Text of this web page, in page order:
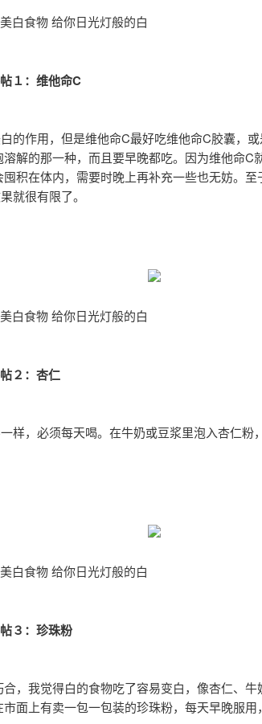
白食物 给你日光灯般的白
１：维他命C
的作用，但是维他命C最好吃维他命C胶囊，
解的那一种，而且要早晚都吃。因为维他命C
囤积在体内，需要时晚上再补充一些也无妨。
就很有限了。
白食物 给你日光灯般的白
２：杏仁
样，必须每天喝。在牛奶或豆浆里泡入杏仁粉
白食物 给你日光灯般的白
３：珍珠粉
，我觉得白的食物吃了容易变白，像杏仁、
面上有卖一包一包装的珍珠粉，每天早晚服用